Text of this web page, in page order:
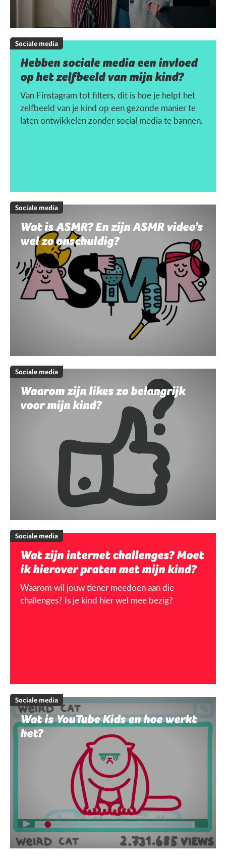
Sociale media
Hebben sociale media een invloed
op het zelfbeeld van mijn kind?
Van Finstagram tot filters, dit is hoe je helpt het
zelfbeeld van je kind op een gezonde manier te
laten ontwikkelen zonder social media te bannen.
Sociale media
Wat is ASMR? En zijn ASMR video’s
wel zo onschuldig?
Sociale media
Waarom zijn likes zo belangrijk
voor mijn kind?
Sociale media
Wat zijn internet challenges? Moet
ik hierover praten met mijn kind?
Waarom wil jouw tiener meedoen aan die
challenges? Is je kind hier wel mee bezig?
Sociale media
Wat is YouTube Kids en hoe werkt
het?